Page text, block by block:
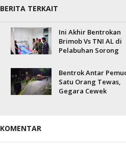
BERITA TERKAIT
Ini Akhir Bentrokan
Brimob Vs TNI AL di
Pelabuhan Sorong
Bentrok Antar
Satu Orang Tewas,
Gegara Cewek
KOMENTAR